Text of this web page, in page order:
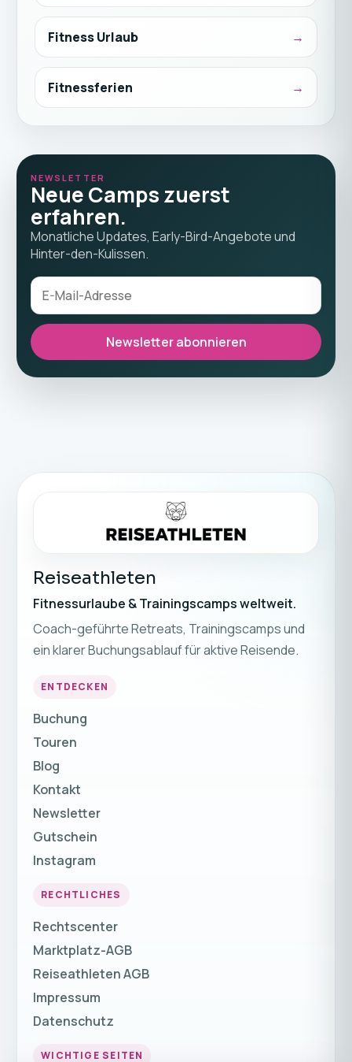
Fitness Urlaub
Fitnessferien
NEWSLETTER
Neue Camps zuerst
erfahren.
Monatliche Updates, Early-Bird-Angebote und
Hinter-den-Kulissen.
Newsletter abonnieren
Reiseathleten
Fitnessurlaube & Trainingscamps weltweit.
Coach-geführte Retreats, Trainingscamps und
ein klarer Buchungsablauf für aktive Reisende.
ENTDECKEN
Buchung
Touren
Blog
Kontakt
Newsletter
Gutschein
Instagram
RECHTLICHES
Rechtscenter
Marktplatz-AGB
Reiseathleten AGB
Impressum
Datenschutz
WICHTIGE SEITEN